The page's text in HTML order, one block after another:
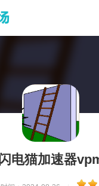
闪电猫加速器